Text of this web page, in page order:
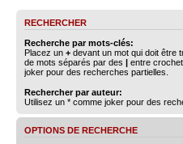
RECHERCHER
Recherche par mots-clés:
Placez un + devant un mot qui doit être
de mots séparés par des | entre
joker pour des recherches partielles.
Rechercher par auteur:
Utilisez un * comme joker pour des
OPTIONS DE RECHERCHE